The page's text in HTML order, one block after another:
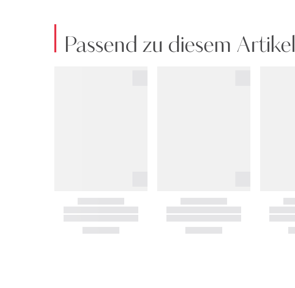
Passend zu diesem Artikel